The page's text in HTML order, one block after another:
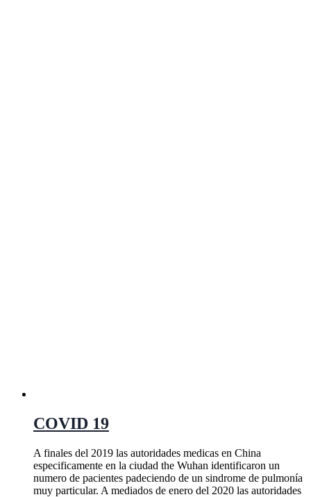
COVID 19
A finales del 2019 las autoridades medicas en China
especificamente en la ciudad the Wuhan identificaron un
numero de pacientes padeciendo de un sindrome de pulmonía
muy particular. A mediados de enero del 2020 las autoridades